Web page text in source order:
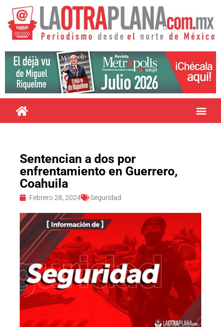
Sentencian a dos por
enfrentamiento en Guerrero,
Coahuila
Febrero 28, 2024 Seguridad